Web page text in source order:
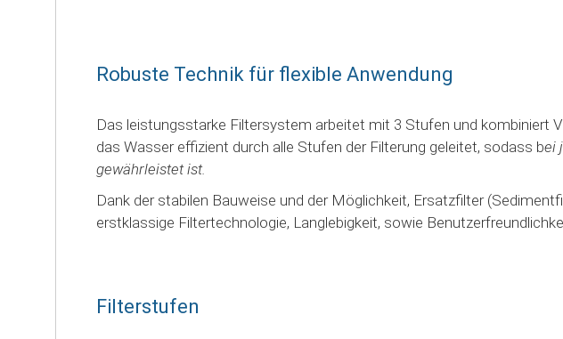
Robuste Technik für flexible Anwendung
Das leistungsstarke Filtersystem arbeitet mit 3 Stufen und kombiniert
das Wasser effizient durch alle Stufen der Filterung geleitet, sodass bei
gewährleistet ist.
Dank der stabilen Bauweise und der Möglichkeit, Ersatzfilter
erstklassige Filtertechnologie, Langlebigkeit, sowie
Filterstufen